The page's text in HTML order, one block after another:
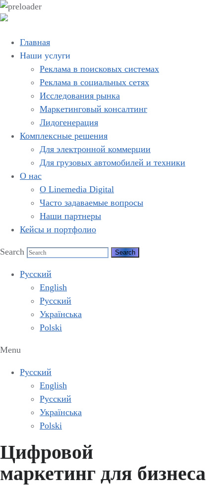
Главная
Наши услуги
Реклама в поисковых системах
Реклама в социальных сетях
Исследования рынка
Маркетинговый консалтинг
Лидогенерация
Комплексные решения
Для электронной коммерции
Для грузовых автомобилей и техники
О нас
О Linemedia Digital
Часто задаваемые вопросы
Наши партнеры
Кейсы и портфолио
Search
Русский
English
Русский
Українська
Polski
Menu
Русский
English
Русский
Українська
Polski
Цифровой
маркетинг для бизнеса